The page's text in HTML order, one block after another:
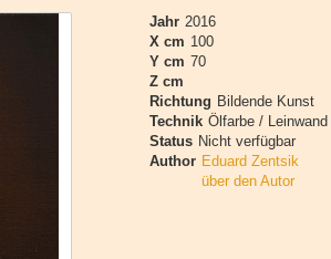
Jahr 2016
X cm 100
Y cm 70
Z cm
Richtung Bildende Kunst
Technik Ölfarbe / Leinwand
Status Nicht verfügbar
Author Eduard Zentsik
über den Autor